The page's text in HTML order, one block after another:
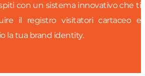
con un sistema innovativo che ti
il registro visitatori cartaceo e
la tua brand identity.